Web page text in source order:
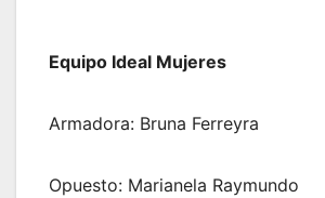
Equipo Ideal Mujeres
Armadora: Bruna Ferreyra
Opuesto: Marianela Raymundo